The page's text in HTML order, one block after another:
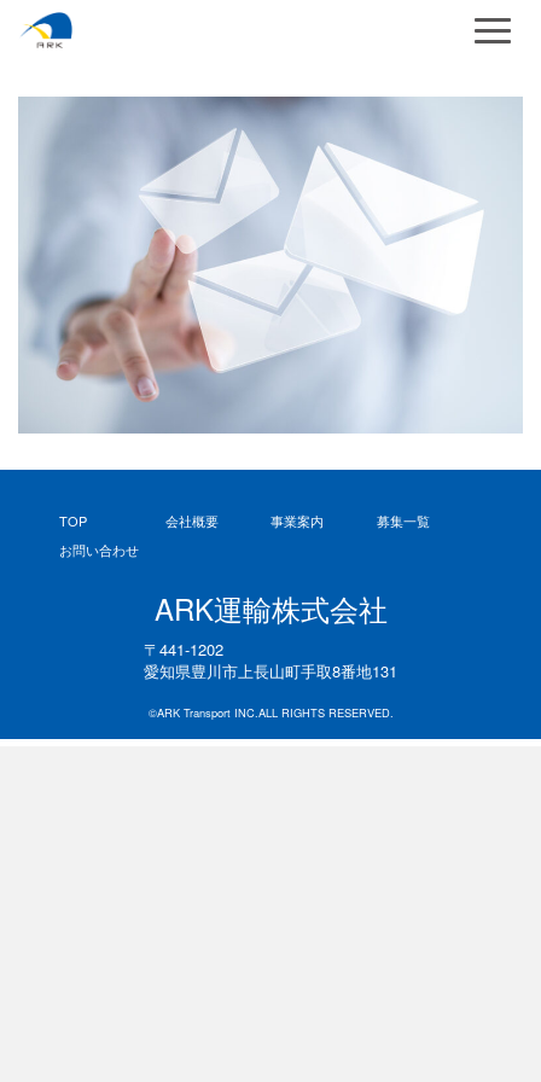
ARK運輸株式会社
〒441-1202
愛知県豊川市上長山町手取8番地131
TOP 会社概要 事業案内
募集一覧
お問い合わせ
©ARK Transport INC.ALL RIGHTS RESERVED.